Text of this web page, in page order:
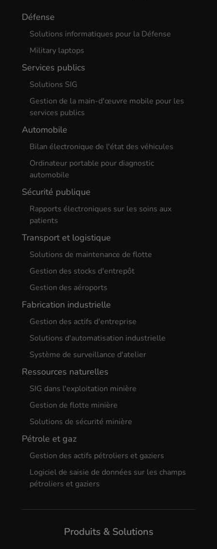
Défense
Solutions informatiques pour la Défense
Military laptops
Services publics
Solutions SIG
Gestion de la main-d'œuvre mobile pour les
services publics
Automobile
Bilan électronique de l'état des véhicules
Ordinateur portable pour diagnostic
automobile
Sécurité publique
Rapports électroniques sur les soins aux
patients
Transport et logistique
Solutions de maintenance de flotte
Gestion des stocks d'entrepôt
Gestion des aéroports
Fabrication industrielle
Gestion des actifs d'entreprise
Solutions d'automatisation industrielle
Système de surveillance d'atelier
Ressources naturelles
SIG dans l'exploitation minière
Gestion de flotte minière
Solutions de sécurité minière
Pétrole et gaz
Gestion des actifs pétroliers et gaziers
Logiciel de saisie de données sur les champs
pétroliers et gaziers
Produits & Solutions